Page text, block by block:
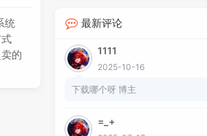
统
的
最新评论
1111
2025-10-16
下载哪个呀 博主
=_+